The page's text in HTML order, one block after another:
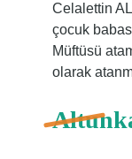
Celalettin
çocuk
Müftüsü
olarak